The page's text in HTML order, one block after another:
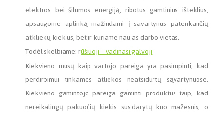
elektros bei šilumos energiją, ribotus gamtinius išteklius,
apsaugome aplinką mažindami į savartynus patenkančių
atkliekų kiekius, bet ir kuriame naujas darbo vietas.
Todėl skelbiame: rūšiuoji – vadinasi galvoji!
Kiekvieno mūsų kaip vartojo pareiga yra pasirūpinti, kad
perdirbimui tinkamos atliekos neatsidurtų sąvartynuose.
Kiekvieno gamintojo pareiga gaminti produktus taip, kad
nereikalingų pakuočių kiekis susidarytų kuo mažesnis, o